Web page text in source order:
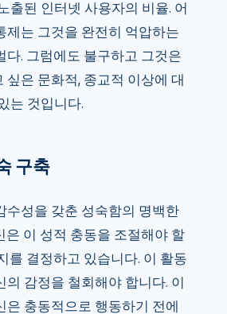
출된 인터넷 사용자의 비율. 어
제는 그것을 완전히 억압하는
다. 그럼에도 불구하고 그것은
싶은 문화적, 종교적 이상에 대
는 것입니다.
구축
수성을 갖춘 성숙함의 명백한
은 이 성적 충동을 조절해야 할
를 결정하고 있습니다. 이 활동
의 감정을 철회해야 합니다. 이
은 충동적으로 행동하기 전에